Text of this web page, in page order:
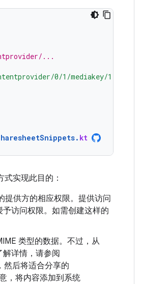
...
0/1/mediakey/1"
. kt
实现此目的：
供方的相应权限。提供访问
访问权限。如需创建这样的
类型的数据。不过，从
详情，请参阅
然后将适合分享的
，将内容添加到系统